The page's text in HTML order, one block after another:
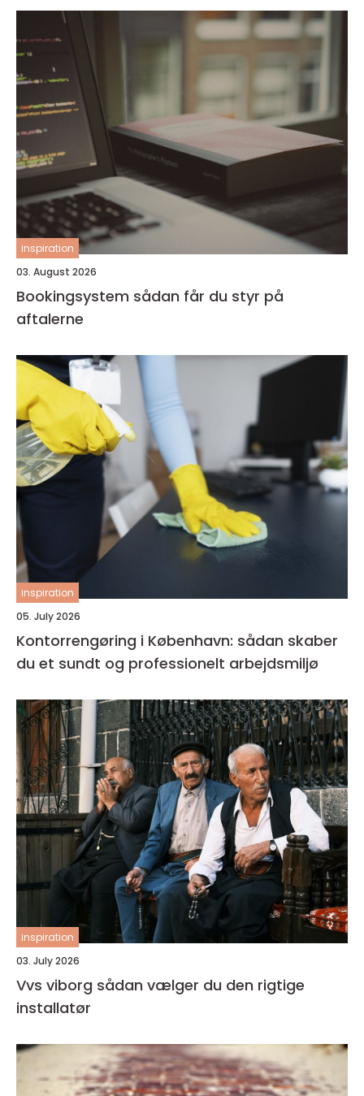
inspiration
03. August 2026
Bookingsystem sådan får du styr på
aftalerne
inspiration
05. July 2026
Kontorrengøring i København: sådan skaber
du et sundt og professionelt arbejdsmiljø
inspiration
03. July 2026
Vvs viborg sådan vælger du den rigtige
installatør